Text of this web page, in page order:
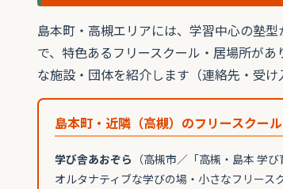
島本町・高槻エリアには、学習中心の塾
で、特色あるフリースクール・居場所が
な施設・団体を紹介します（連絡先・受
島本町・近隣（高槻）のフリースクール
学び舎あおぞら （高槻市／「高槻・島本 学
オルタナティブな学びの場・小さなフリース